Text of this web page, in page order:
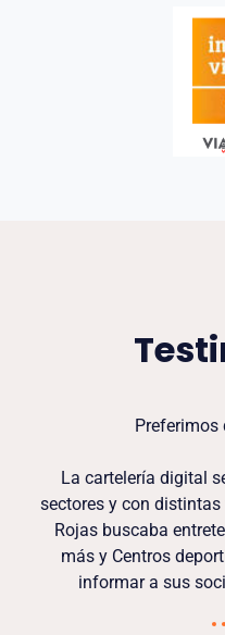
Preferimos
La cartelería digital
sectores y con
Rojas buscaba
más y Centros
informar a sus